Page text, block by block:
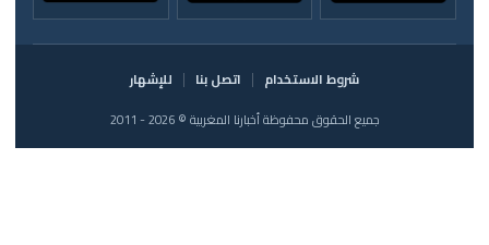
شروط الاستخدام اتصل بنا
للإشهار
جميع الحقوق محفوظة أخبارنا المغربية © 2026 - 2011